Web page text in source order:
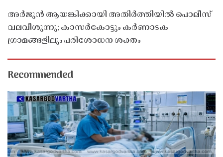
അർജുൻ ആയങ്കിക്കായി അതിർത്തിയിൽ പൊലീസ്
വലവീശുന്നു; കാസർകോട്ടും കർണാടക
ഗ്രാമങ്ങളിലും പരിശോധന ശക്തം
Recommended